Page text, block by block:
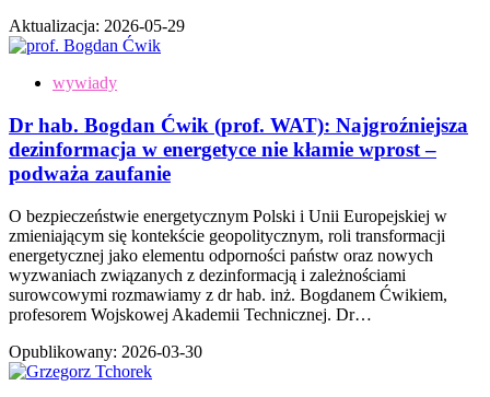
Aktualizacja: 2026-05-29
wywiady
Dr hab. Bogdan Ćwik (prof. WAT): Najgroźniejsza
dezinformacja w energetyce nie kłamie wprost –
podważa zaufanie
O bezpieczeństwie energetycznym Polski i Unii Europejskiej w
zmieniającym się kontekście geopolitycznym, roli transformacji
energetycznej jako elementu odporności państw oraz nowych
wyzwaniach związanych z dezinformacją i zależnościami
surowcowymi rozmawiamy z dr hab. inż. Bogdanem Ćwikiem,
profesorem Wojskowej Akademii Technicznej. Dr…
Opublikowany: 2026-03-30